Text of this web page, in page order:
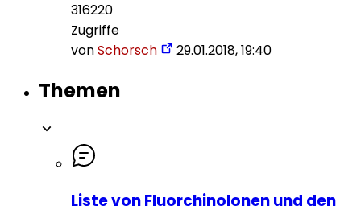
316220
Zugriffe
vonSchorsch 29.01.2018, 19:40
Themen
Liste von Fluorchinolonen und den